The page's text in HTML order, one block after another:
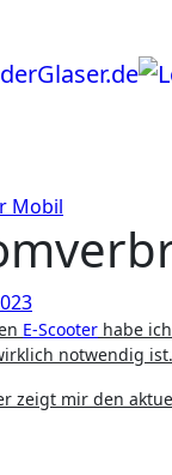
Mobil
E-Scooter habe
notwendig ist.
zeigt mir den